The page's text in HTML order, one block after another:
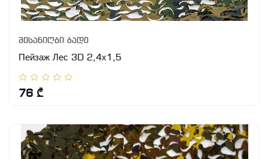
შესანიღბი ბადე
Пейзаж Лес 3D 2,4х1,5
76 ₾